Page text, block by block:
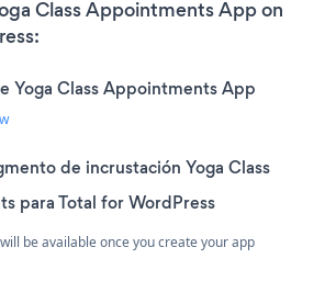
Class Appointments App on
Yoga Class Appointments App
de incrustación Yoga Class
para Total for WordPress
be available once you create your app